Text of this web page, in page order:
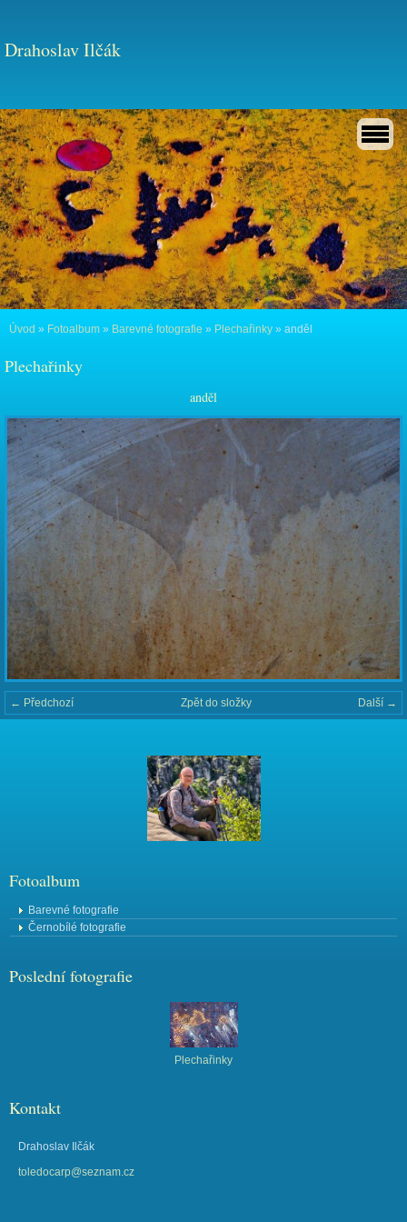
Drahoslav Ilčák
Úvod » Fotoalbum » Barevné fotografie » Plechařinky » anděl
Plechařinky
anděl
← Předchozí Další →
Zpět do složky
Fotoalbum
Barevné fotografie
Černobílé fotografie
Poslední fotografie
Plechařinky
Kontakt
Drahoslav Ilčák
toledocarp@seznam.cz